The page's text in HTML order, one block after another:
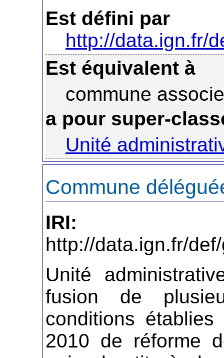
Est défini par
http://data.ign.fr/
Est équivalent à
commune
a pour super-
Unité
Commune
IRI:
http://data.ign.fr/
Unité
fusion de
conditions
2010 de réforme